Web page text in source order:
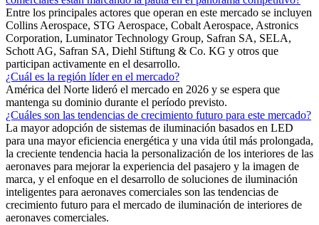
Entre los principales actores que operan en este mercado se incluyen
Collins Aerospace, STG Aerospace, Cobalt Aerospace, Astronics
Corporation, Luminator Technology Group, Safran SA, SELA,
Schott AG, Safran SA, Diehl Stiftung & Co. KG y otros que
participan activamente en el desarrollo.
¿Cuál es la región líder en el mercado?
América del Norte lideró el mercado en 2026 y se espera que
mantenga su dominio durante el período previsto.
¿Cuáles son las tendencias de crecimiento futuro para este mercado?
La mayor adopción de sistemas de iluminación basados ​​en LED
para una mayor eficiencia energética y una vida útil más prolongada,
la creciente tendencia hacia la personalización de los interiores de las
aeronaves para mejorar la experiencia del pasajero y la imagen de
marca, y el enfoque en el desarrollo de soluciones de iluminación
inteligentes para aeronaves comerciales son las tendencias de
crecimiento futuro para el mercado de iluminación de interiores de
aeronaves comerciales.